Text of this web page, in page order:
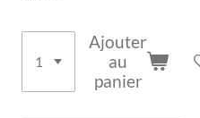
Ajouter
au
panier